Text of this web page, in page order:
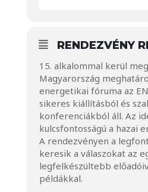
RENDEZVÉNY
15. alkalommal kerül
Magyarország
energetikai fóruma az
sikeres kiállításból és
konferenciákból áll. Az
kulcsfontosságú a hazai
A rendezvényen a
keresik a válaszokat az
legfelkészültebb
példákkal.